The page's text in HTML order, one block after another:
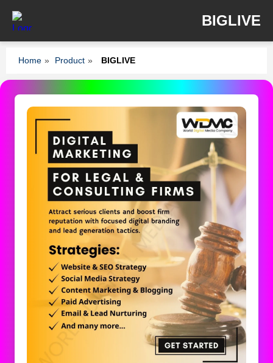
BIGLIVE
Home » Product » BIGLIVE